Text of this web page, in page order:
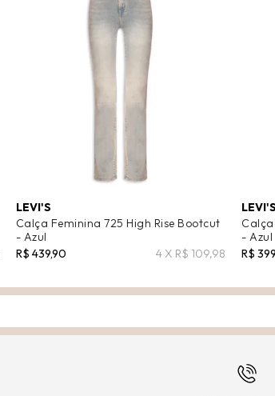
LEVI'S
Calça Feminina 725 High Rise Bootcut
- Azul
R$ 439,90
4 X R$ 109,98
LEVI'S
- Azul
R$